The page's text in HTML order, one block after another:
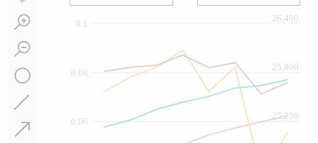
0.06
0.08
0.1
25,200
25,800
26,400